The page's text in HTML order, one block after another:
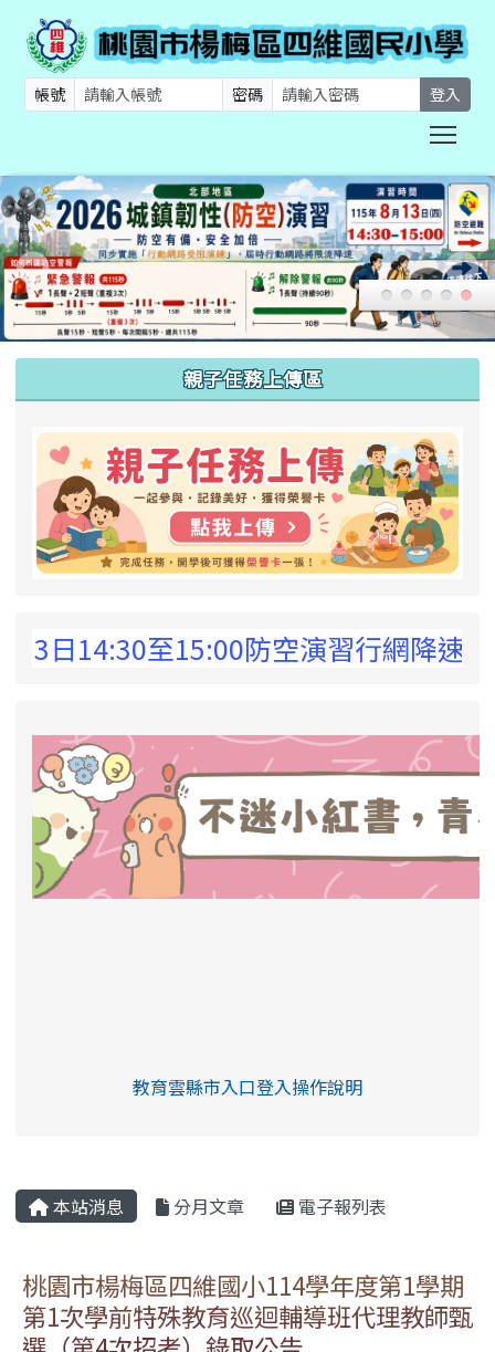
帳號 密碼 登入
親子任務上傳區
至15:00防空演習行網降速演練，
link to https://eliteracy.edu.tw/Shorts/
教育雲縣市入口登入操作說明
本站消息 分月文章 電子報列表
桃園市楊梅區四維國小114學年度第1學期
第1次學前特殊教育巡迴輔導班代理教師甄